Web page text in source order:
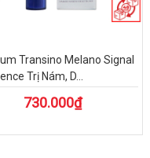
Transino Melano Signal
Trị Nám, D...
730.000₫